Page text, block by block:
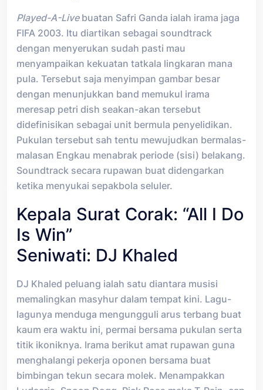
Played-A-Live buatan Safri Ganda ialah irama jaga
FIFA 2003. Itu diartikan sebagai soundtrack
dengan menyerukan sudah pasti mau
menyampaikan kekuatan tatkala lingkaran mana
pula. Tersebut saja menyimpan gambar besar
dengan menunjukkan band memukul irama
meresap petri dish seakan-akan tersebut
didefinisikan sebagai unit bermula penyelidikan.
Pukulan tersebut sah tentu mewujudkan bermalas-
malasan Engkau menabrak periode (sisi) belakang.
Soundtrack secara rupawan buat didengarkan
ketika menyukai sepakbola seluler.
Kepala Surat Corak: “All I Do
Is Win”
Seniwati: DJ Khaled
DJ Khaled peluang ialah satu diantara musisi
memalingkan masyhur dalam tempat kini. Lagu-
lagunya menduga mengungguli arus terbang buat
kaum era waktu ini, permai bersama pukulan serta
titik ikoniknya. Irama berikut amat rupawan guna
menghalangi pekerja oponen bersama buat
bimbingan tekun secara molek. Menampakkan